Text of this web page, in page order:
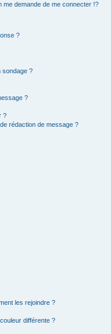
me demande de me connecter !?
?
sondage ?
?
?
rédaction de message ?
les rejoindre ?
différente ?